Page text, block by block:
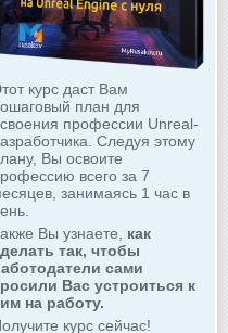
курс даст Вам
план для
профессии Unreal-
Следуя этому
Вы освоите
всего за 7
занимаясь 1 час в
Вы узнаете, как
так, чтобы
сами
Вас устроиться к
на работу.
курс сейчас!